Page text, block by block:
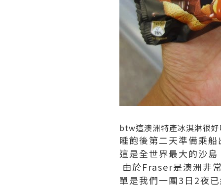
btw這澳洲特產冰淇淋很
睡飽後第二天準備乘
這是全世界最大的沙
由於Fraser是澳洲非
單是我們一團3日2夜